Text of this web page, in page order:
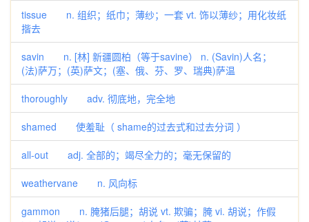
tissue n. 组织；纸巾；薄纱；一套 vt. 饰以薄纱；用化妆纸
揩去
savin n. [林] 新疆圆柏（等于savine） n. (Savin)人名；
(法)萨万；(英)萨文；(塞、俄、芬、罗、瑞典)萨温
thoroughly adv. 彻底地，完全地
shamed 使羞耻（ shame的过去式和过去分词 ）
all-out adj. 全部的；竭尽全力的；毫无保留的
weathervane n. 风向标
gammon n. 腌猪后腿；胡说 vt. 欺骗；腌 vi. 胡说；作假